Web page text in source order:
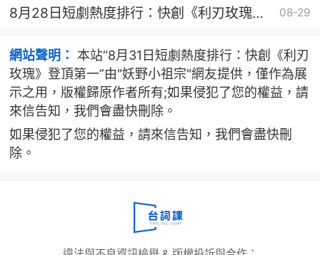
8月28日短劇熱度排行：快創《利刃玫瑰》
08-29
網站聲明： 本站“8月31日短劇熱度排行：快創《利刃
玫瑰》登頂第一”由"妖野小祖宗"網友提供，僅作為展
示之用，版權歸原作者所有;如果侵犯了您的權益，請
來信告知，我們會盡快刪除。
如果侵犯了您的權益，請來信告知，我們會盡快刪
除。